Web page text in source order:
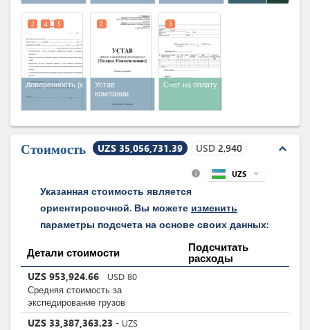
Доверенность (x 3)
2 4 5
Устав
компании
2
Счет на оплату
3
Стоимость UZS 35,056,731.39 USD 2,940 expand_less
info UZS expand_more
Указанная стоимость является
ориентировочной. Вы можете изменить
параметры подсчета на основе своих данных:
Детали стоимости
Подсчитать
расходы
UZS 953,924.66 USD 80
Средняя стоимость за
экспедирование грузов
UZS 33,387,363.23 - UZS